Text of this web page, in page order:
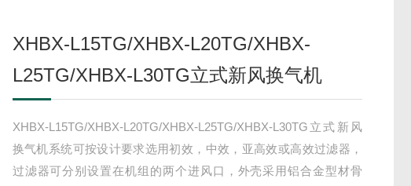
XHBX-L15TG/XHBX-L20TG/XHBX-
L25TG/XHBX-L30TG立式新风换气机
XHBX-L15TG/XHBX-L20TG/XHBX-L25TG/XHBX-L30TG立式新风
换气机系统可按设计要求选用初效，中效，亚高效或高效过滤器，
过滤器可分别设置在机组的两个进风口，外壳采用铝合金型材骨